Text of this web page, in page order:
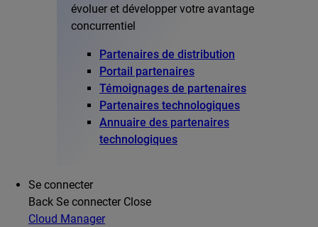
évoluer et développer votre avantage
concurrentiel
Partenaires de distribution
Portail partenaires
Témoignages de partenaires
Partenaires technologiques
Annuaire des partenaires
technologiques
Se connecter
Back Se connecter Close
Cloud Manager